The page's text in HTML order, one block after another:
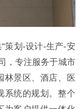
“策划-设计-生产-安
，专注服务于城市
林景区、酒店、医
系统的规划。整个